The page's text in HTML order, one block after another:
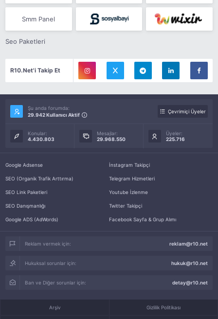
Smm Panel
Seo Paketleri
R10.Net'i Takip Et
Şu anda forumda:
29.942 Kullanıcı Aktif
Çevrimiçi Üyeler
Konular:
4.430.803
Mesajlar:
29.968.550
Üyeler:
225.716
Google Adsense
SEO (Organik Trafik Arttırma)
SEO Link Paketleri
SEO Danışmanlığı
Google ADS (AdWords)
İnstagram Takipçi
Telegram Hizmetleri
Youtube İzlenme
Twitter Takipçi
Facebook Sayfa & Grup Alımı
Reklam vermek için: reklam@r10.net
Hukuksal sorunlar için: hukuk@r10.net
Ban ve Diğer sorunlar için: detay@r10.net
Arşiv Gizlilik Politikası